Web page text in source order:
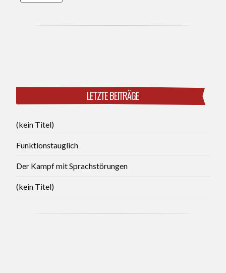
LETZTE BEITRÄGE
(kein Titel)
Funktionstauglich
Der Kampf mit Sprachstörungen
(kein Titel)